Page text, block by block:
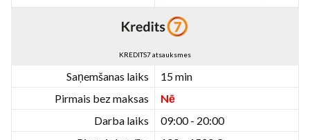
KREDITS7 atsauksmes
Saņemšanas laiks
15 min
Pirmais bez maksas
Nē
Darba laiks
09:00 - 20:00